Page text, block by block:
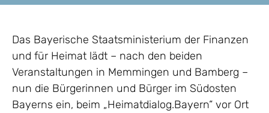
Das Bayerische Staatsministerium der Finanzen
und für Heimat lädt – nach den beiden
Veranstaltungen in Memmingen und Bamberg –
nun die Bürgerinnen und Bürger im Südosten
Bayerns ein, beim „Heimatdialog.Bayern“ vor Ort